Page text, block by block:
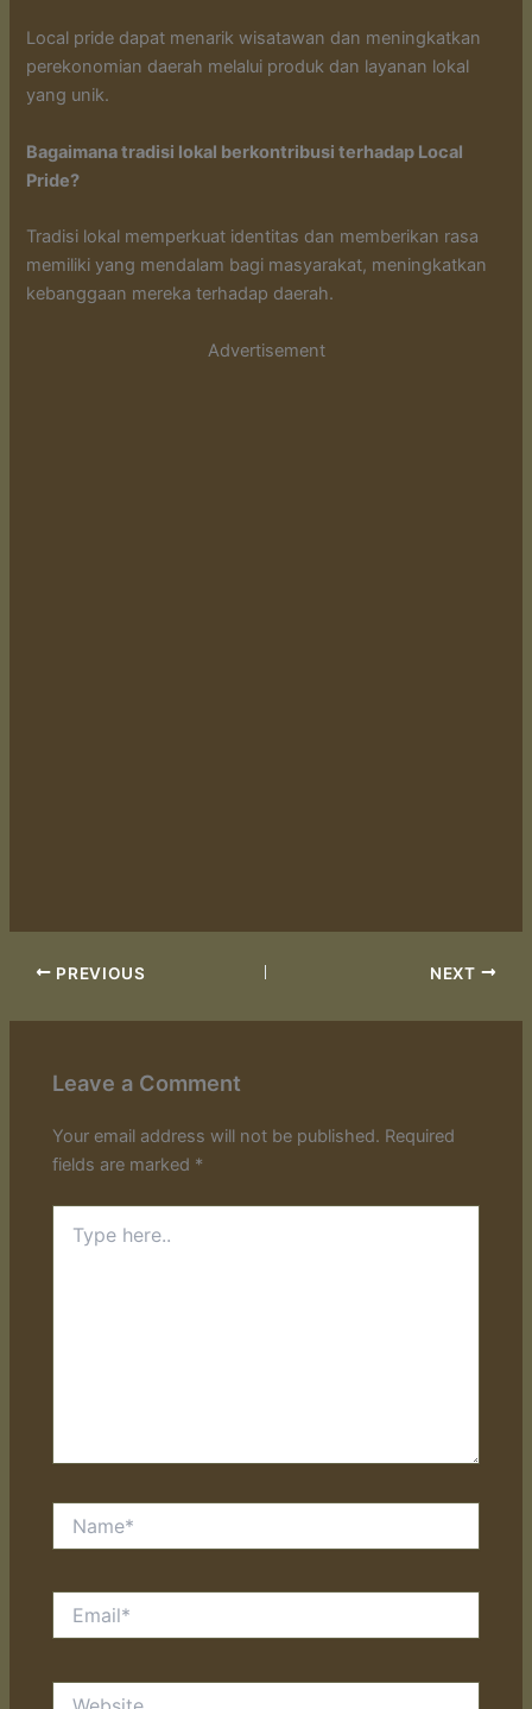
Local pride dapat menarik wisatawan dan meningkatkan
perekonomian daerah melalui produk dan layanan lokal
yang unik.
Bagaimana tradisi lokal berkontribusi terhadap Local
Pride?
Tradisi lokal memperkuat identitas dan memberikan rasa
memiliki yang mendalam bagi masyarakat, meningkatkan
kebanggaan mereka terhadap daerah.
Advertisement
PREVIOUS NEXT
Leave a Comment
Your email address will not be published. Required
fields are marked *
here..